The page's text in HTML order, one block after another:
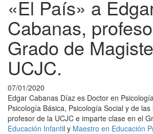
«El País» a
Cabanas,
Grado de
UCJC.
07/01/2020
Edgar Cabanas Díaz es Doctor en
Psicología Básica, Psicología Social y de
profesor de la UCJC e imparte clase en el
Educación Infantil y Maestro en Educación